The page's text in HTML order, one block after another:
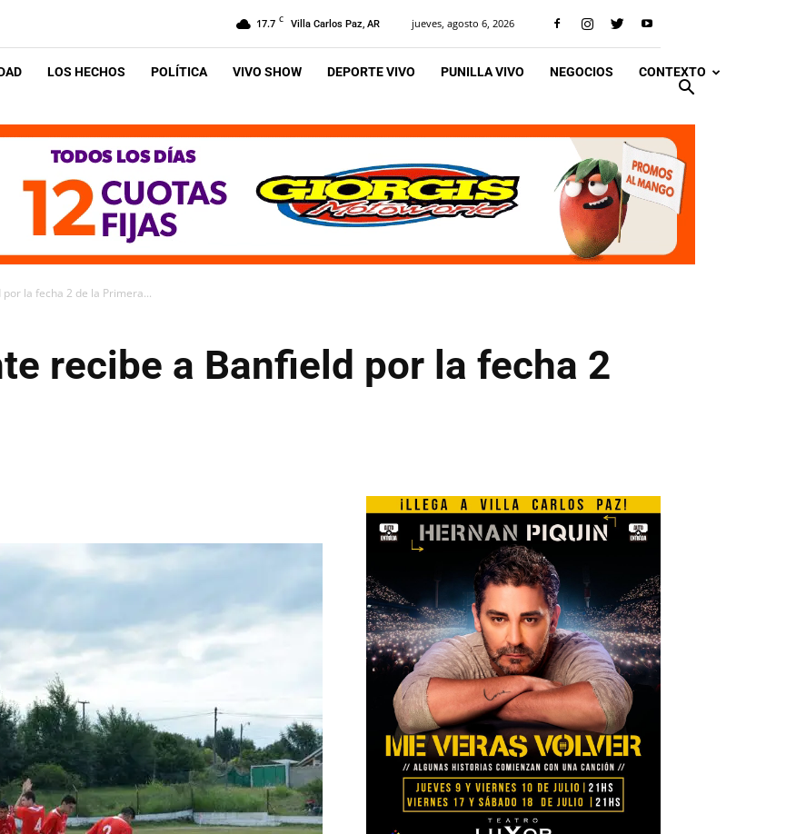
17.7 C Villa Carlos Paz, AR jueves, agosto 6, 2026
LOS HECHOS POLÍTICA VIVO SHOW DEPORTE VIVO PUNILLA VIVO NEGOCIOS CONTEXTO
la fecha 2 de la Primera...
recibe a Banfield por la fecha 2